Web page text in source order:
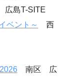
島T-SITE
ベント～
西
南区 広